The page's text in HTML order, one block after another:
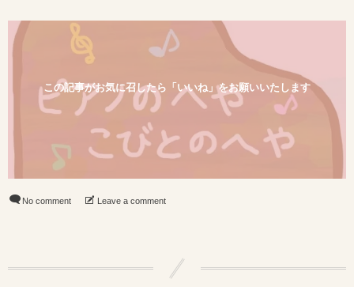
この記事がお気に召したら「いいね」をお願いいたします
No comment Leave a comment